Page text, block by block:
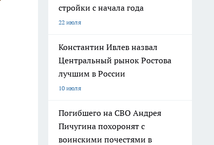
стройки с начала года
22 июля
Константин Ивлев назвал
Центральный рынок Ростова
лучшим в России
10 июля
Погибшего на СВО Андрея
Пичугина похоронят с
воинскими почестями в